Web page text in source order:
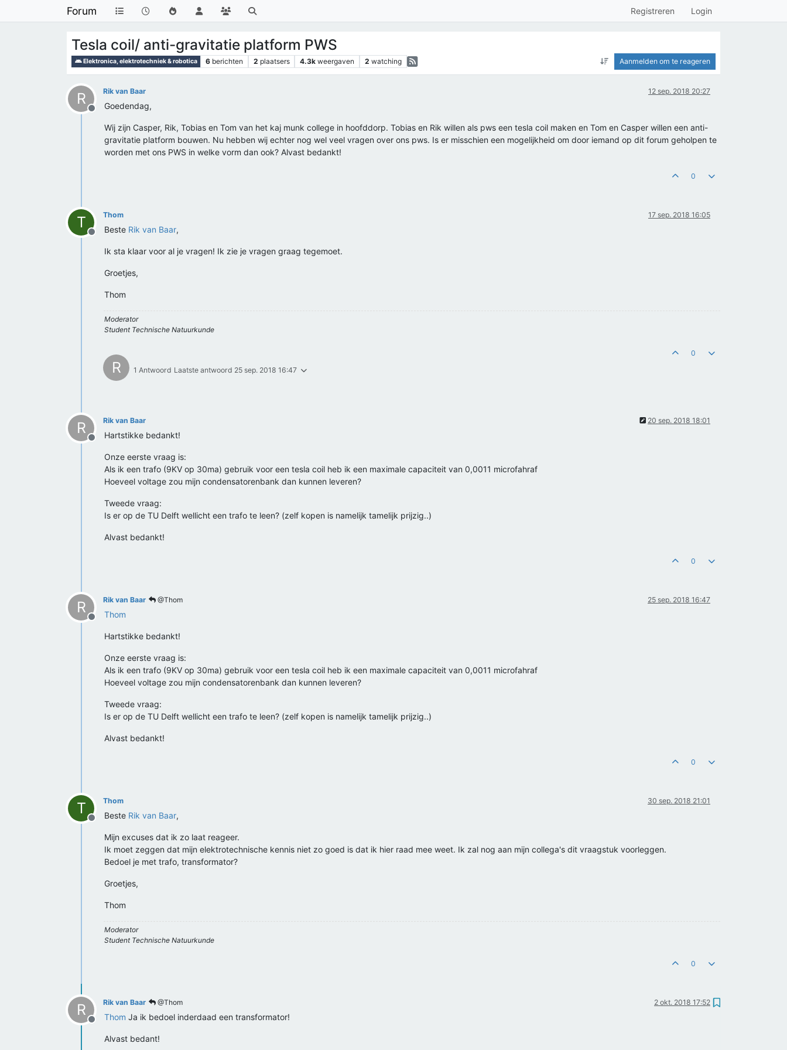
Forum Registreren Login
Tesla coil/ anti-gravitatie platform PWS
Elektronica, elektrotechniek & robotica 6 berichten 2 plaatsers 4.3k weergaven 2 watching Aanmelden om te reageren
R
Offline
Rik van Baar 12 sep. 2018 20:27
Goedendag,
Wij zijn Casper, Rik, Tobias en Tom van het kaj munk college in hoofddorp. Tobias en Rik willen als pws een tesla coil maken en Tom en Casper willen een anti-
gravitatie platform bouwen. Nu hebben wij echter nog wel veel vragen over ons pws. Is er misschien een mogelijkheid om door iemand op dit forum geholpen te
worden met ons PWS in welke vorm dan ook? Alvast bedankt!
0
T
Offline
Thom 17 sep. 2018 16:05
Beste Rik van Baar,
Ik sta klaar voor al je vragen! Ik zie je vragen graag tegemoet.
Groetjes,
Thom
Moderator
Student Technische Natuurkunde
R 1 Antwoord Laatste antwoord 25 sep. 2018 16:47
0
R
Offline
Rik van Baar 20 sep. 2018 18:01
Hartstikke bedankt!
Onze eerste vraag is:
Als ik een trafo (9KV op 30ma) gebruik voor een tesla coil heb ik een maximale capaciteit van 0,0011 microfahraf
Hoeveel voltage zou mijn condensatorenbank dan kunnen leveren?
Tweede vraag:
Is er op de TU Delft wellicht een trafo te leen? (zelf kopen is namelijk tamelijk prijzig..)
Alvast bedankt!
0
R
Offline
Rik van Baar @Thom 25 sep. 2018 16:47
Thom
Hartstikke bedankt!
Onze eerste vraag is:
Als ik een trafo (9KV op 30ma) gebruik voor een tesla coil heb ik een maximale capaciteit van 0,0011 microfahraf
Hoeveel voltage zou mijn condensatorenbank dan kunnen leveren?
Tweede vraag:
Is er op de TU Delft wellicht een trafo te leen? (zelf kopen is namelijk tamelijk prijzig..)
Alvast bedankt!
0
T
Offline
Thom 30 sep. 2018 21:01
Beste Rik van Baar,
Mijn excuses dat ik zo laat reageer.
Ik moet zeggen dat mijn elektrotechnische kennis niet zo goed is dat ik hier raad mee weet. Ik zal nog aan mijn collega's dit vraagstuk voorleggen.
Bedoel je met trafo, transformator?
Groetjes,
Thom
Moderator
Student Technische Natuurkunde
0
R
Offline
Rik van Baar @Thom 2 okt. 2018 17:52
Thom Ja ik bedoel inderdaad een transformator!
Alvast bedant!